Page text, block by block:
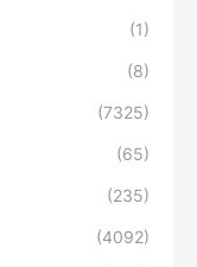
(1)
(8)
(7325)
(65)
(235)
(4092)